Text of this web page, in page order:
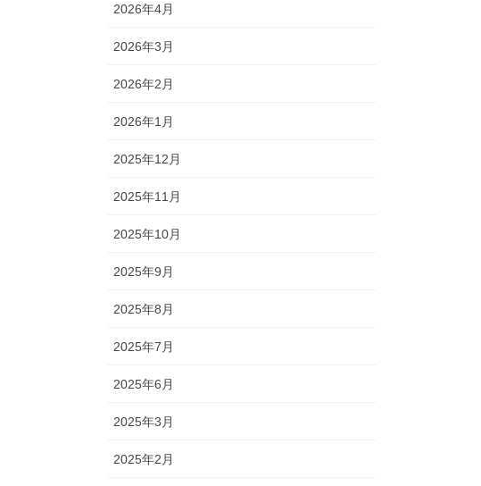
2026年4月
2026年3月
2026年2月
2026年1月
2025年12月
2025年11月
2025年10月
2025年9月
2025年8月
2025年7月
2025年6月
2025年3月
2025年2月